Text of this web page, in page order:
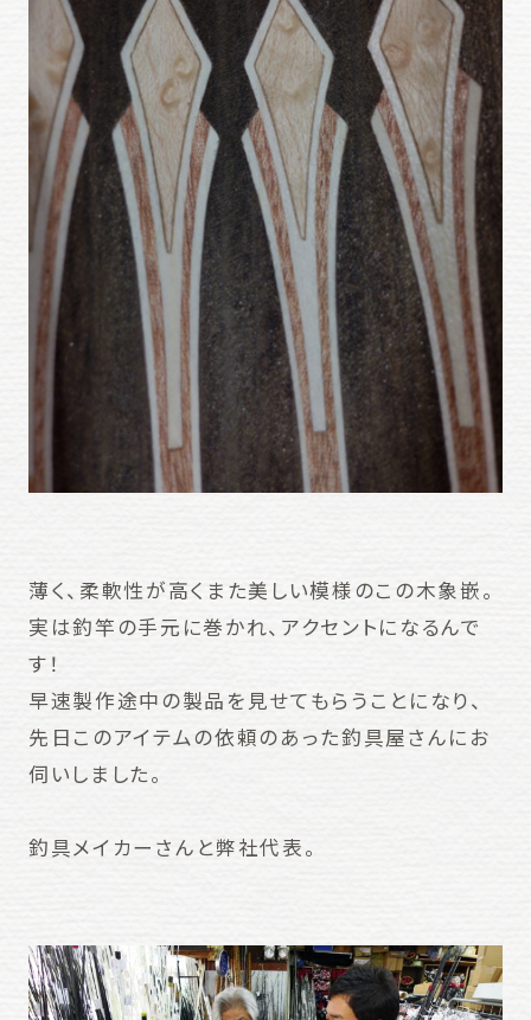
薄く、柔軟性が高くまた美しい模様のこの木象嵌。
実は釣竿の手元に巻かれ、アクセントになるんで
す！
早速製作途中の製品を見せてもらうことになり、
先日このアイテムの依頼のあった釣具屋さんにお
伺いしました。
釣具メイカーさんと弊社代表。